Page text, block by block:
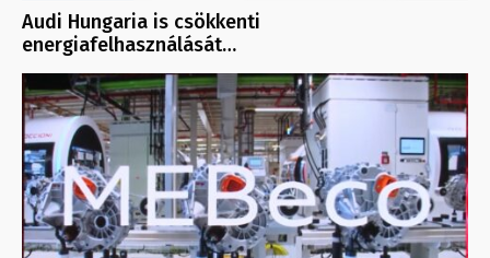
Audi Hungaria is csökkenti
energiafelhasználását…